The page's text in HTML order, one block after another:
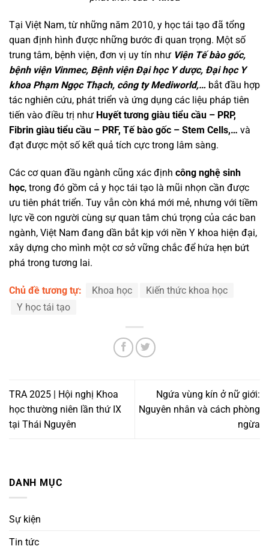
Tại Việt Nam, từ những năm 2010, y học tái tạo đã tổng
quan định hình được những bước đi quan trọng. Một số
trung tâm, bệnh viện, đơn vị uy tín như Viện Tế bào gốc,
bệnh viện Vinmec, Bệnh viện Đại học Y dược, Đại học Y
khoa Phạm Ngọc Thạch, công ty Mediworld,… bắt đầu hợp
tác nghiên cứu, phát triển và ứng dụng các liệu pháp tiên
tiến vào điều trị như Huyết tương giàu tiểu cầu – PRP,
Fibrin giàu tiểu cầu – PRF, Tế bào gốc – Stem Cells,… và
đạt được một số kết quả tích cực trong lâm sàng.
Các cơ quan đầu ngành cũng xác định công nghệ sinh
học, trong đó gồm cả y học tái tạo là mũi nhọn cần được
ưu tiên phát triển. Tuy vẫn còn khá mới mẻ, nhưng với tiềm
lực về con người cùng sự quan tâm chú trọng của các ban
ngành, Việt Nam đang dần bắt kịp với nền Y khoa hiện đại,
xây dựng cho mình một cơ sở vững chắc để hứa hẹn bứt
phá trong tương lai.
Chủ đề tương tự: Khoa học
Kiến thức khoa học
Y học tái tạo
TRA 2025 | Hội nghị Khoa
học thường niên lần thứ IX
tại Thái Nguyên
Ngứa vùng kín ở nữ giới:
Nguyên nhân và cách phòng
ngừa
DANH MỤC
Sự kiện
Tin tức